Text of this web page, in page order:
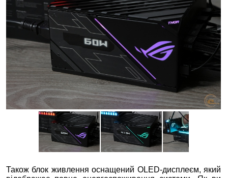
Також блок живлення оснащений OLED-дисплеєм, який